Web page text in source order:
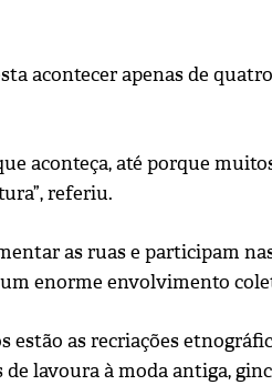
acontecer apenas de
aconteça, até porque
referiu.
as ruas e participam
enorme envolvimento
estão as recriações
lavoura à moda antiga,